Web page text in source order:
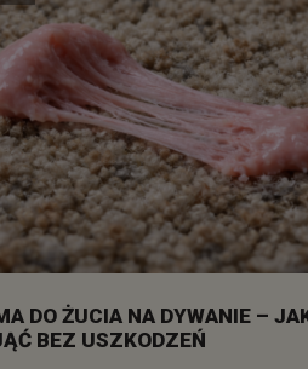
DO ŻUCIA NA DYWANIE –
BEZ USZKODZEŃ